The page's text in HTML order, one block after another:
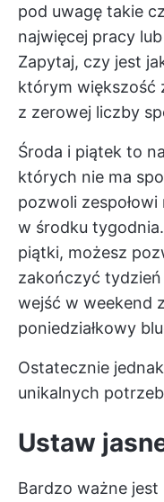
pod uwagę takie
najwięcej pracy
Zapytaj, czy jest
którym większość
z zerowej liczby
Środa i piątek to
których nie ma
pozwoli
w środku
piątki, możesz
zakończyć tydzień
wejść w weekend
poniedziałkowy
Ostatecznie
unikalnych
Ustaw
Bardzo ważne jest